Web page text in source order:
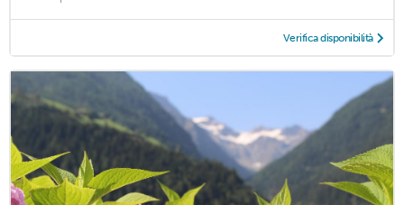
Verifica disponibilità